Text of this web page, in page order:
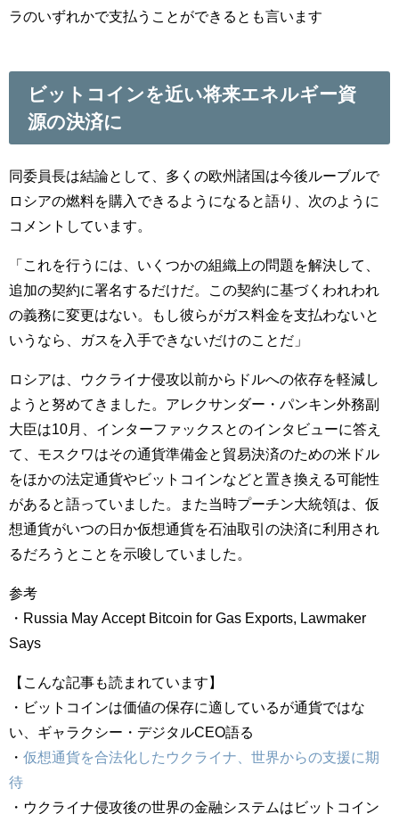
ラのいずれかで支払うことができるとも言います
ビットコインを近い将来エネルギー資
源の決済に
同委員長は結論として、多くの欧州諸国は今後ルーブルで
ロシアの燃料を購入できるようになると語り、次のように
コメントしています。
「これを行うには、いくつかの組織上の問題を解決して、
追加の契約に署名するだけだ。この契約に基づくわれわれ
の義務に変更はない。もし彼らがガス料金を支払わないと
いうなら、ガスを入手できないだけのことだ」
ロシアは、ウクライナ侵攻以前からドルへの依存を軽減し
ようと努めてきました。アレクサンダー・パンキン外務副
大臣は10月、インターファックスとのインタビューに答え
て、モスクワはその通貨準備金と貿易決済のための米ドル
をほかの法定通貨やビットコインなどと置き換える可能性
があると語っていました。また当時プーチン大統領は、仮
想通貨がいつの日か仮想通貨を石油取引の決済に利用され
るだろうとことを示唆していました。
参考
・Russia May Accept Bitcoin for Gas Exports, Lawmaker
Says
【こんな記事も読まれています】
・ビットコインは価値の保存に適しているが通貨ではな
い、ギャラクシー・デジタルCEO語る
・ 仮想通貨を合法化したウクライナ、世界からの支援に期
待
・ウクライナ侵攻後の世界の金融システムはビットコイン